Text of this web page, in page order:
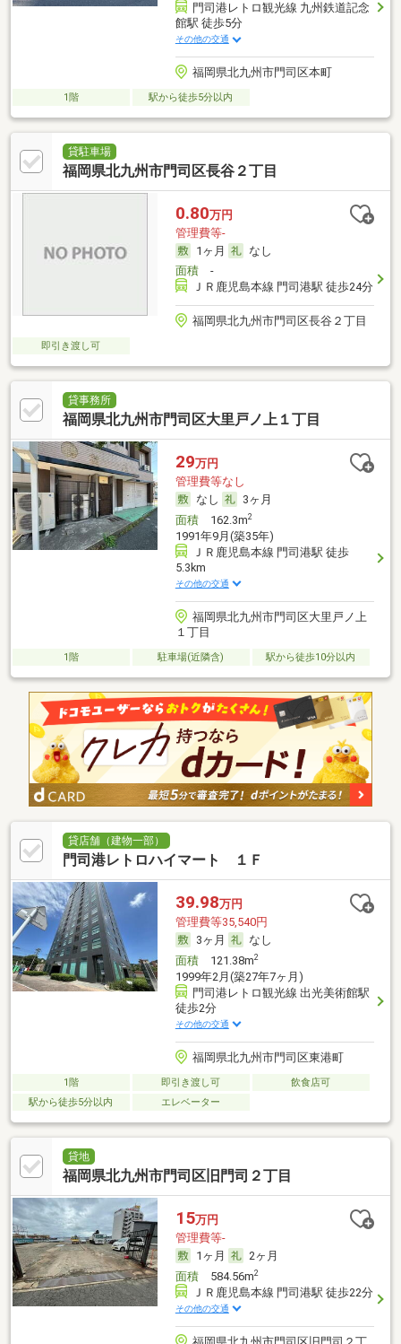
門司港レトロ観光線 九州鉄道記念
館駅 徒歩5分
その他の交通
福岡県北九州市門司区本町
1階 駅から徒歩5分以内
貸駐車場
福岡県北九州市門司区長谷２丁目
0.80万円
管理費等-
1ヶ月
なし
面積-
ＪＲ鹿児島本線 門司港駅 徒歩24分
福岡県北九州市門司区長谷２丁目
即引き渡し可
貸事務所
福岡県北九州市門司区大里戸ノ上１丁目
29万円
管理費等なし
なし
3ヶ月
面積162.3m2
1991年9月(築35年)
ＪＲ鹿児島本線 門司港駅 徒歩
5.3km
その他の交通
福岡県北九州市門司区大里戸ノ上
１丁目
1階 駐車場(近隣含) 駅から徒歩10分以内
貸店舗（建物一部）
門司港レトロハイマート １Ｆ
39.98万円
管理費等35,540円
3ヶ月
なし
面積121.38m2
1999年2月(築27年7ヶ月)
門司港レトロ観光線 出光美術館駅
徒歩2分
その他の交通
福岡県北九州市門司区東港町
1階 即引き渡し可
飲食店可
駅から徒歩5分以内
エレベーター
貸地
福岡県北九州市門司区旧門司２丁目
15万円
管理費等-
1ヶ月
2ヶ月
面積584.56m2
ＪＲ鹿児島本線 門司港駅 徒歩22分
その他の交通